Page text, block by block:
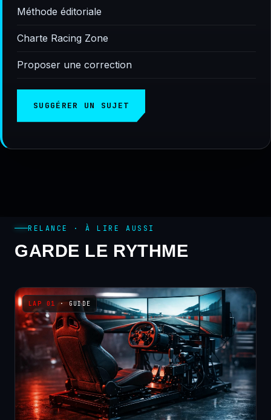
Méthode éditoriale
Charte Racing Zone
Proposer une correction
SUGGÉRER UN SUJET
RELANCE · À LIRE AUSSI
GARDE LE RYTHME
· GUIDE